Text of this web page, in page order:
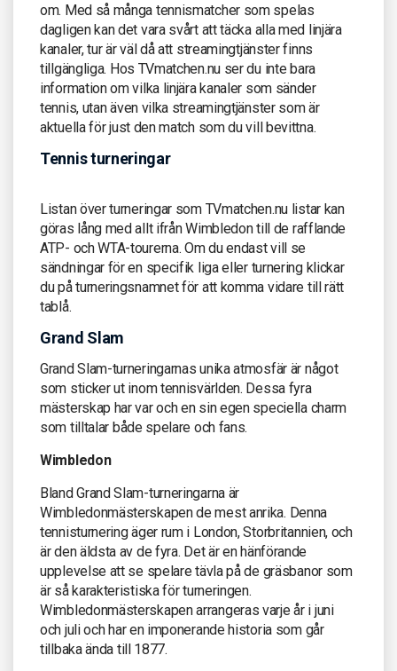
om. Med så många tennismatcher som spelas
dagligen kan det vara svårt att täcka alla med linjära
kanaler, tur är väl då att streamingtjänster finns
tillgängliga. Hos TVmatchen.nu ser du inte bara
information om vilka linjära kanaler som sänder
tennis, utan även vilka streamingtjänster som är
aktuella för just den match som du vill bevittna.
Tennis turneringar
Listan över turneringar som TVmatchen.nu listar kan
göras lång med allt ifrån Wimbledon till de rafflande
ATP- och WTA-tourerna. Om du endast vill se
sändningar för en specifik liga eller turnering klickar
du på turneringsnamnet för att komma vidare till rätt
tablå.
Grand Slam
Grand Slam-turneringarnas unika atmosfär är något
som sticker ut inom tennisvärlden. Dessa fyra
mästerskap har var och en sin egen speciella charm
som tilltalar både spelare och fans.
Wimbledon
Bland Grand Slam-turneringarna är
Wimbledonmästerskapen de mest anrika. Denna
tennisturnering äger rum i London, Storbritannien, och
är den äldsta av de fyra. Det är en hänförande
upplevelse att se spelare tävla på de gräsbanor som
är så karakteristiska för turneringen.
Wimbledonmästerskapen arrangeras varje år i juni
och juli och har en imponerande historia som går
tillbaka ända till 1877.